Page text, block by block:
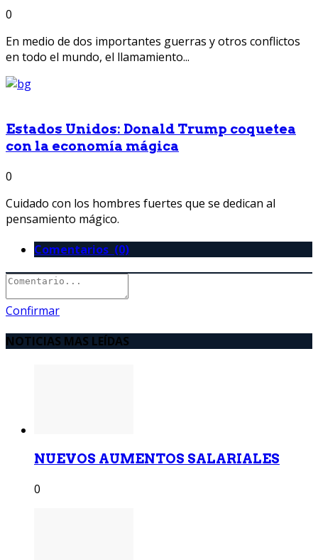
0
En medio de dos importantes guerras y otros conflictos
en todo el mundo, el llamamiento...
Estados Unidos: Donald Trump coquetea
con la economía mágica
0
Cuidado con los hombres fuertes que se dedican al
pensamiento mágico.
Comentarios (0)
Confirmar
NOTICIAS MAS LEÍDAS
NUEVOS AUMENTOS SALARIALES
0